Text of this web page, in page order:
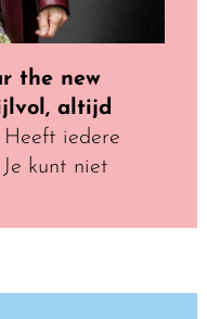
the new
altijd
iedere
kunt niet